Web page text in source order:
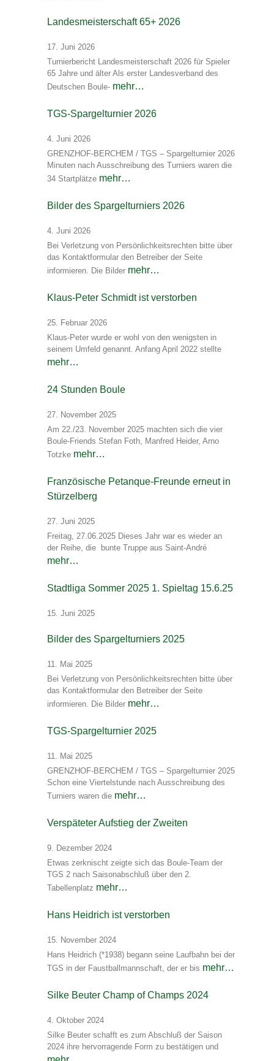
Landesmeisterschaft 65+ 2026
17. Juni 2026
Turnierbericht Landesmeisterschaft 2026 für Spieler
65 Jahre und älter Als erster Landesverband des
Deutschen Boule- mehr…
TGS-Spargelturnier 2026
4. Juni 2026
GRENZHOF-BERCHEM / TGS – Spargelturnier 2026
Minuten nach Ausschreibung des Turniers waren die
34 Startplätze mehr…
Bilder des Spargelturniers 2026
4. Juni 2026
Bei Verletzung von Persönlichkeitsrechten bitte über
das Kontaktformular den Betreiber der Seite
informieren. Die Bilder mehr…
Klaus-Peter Schmidt ist verstorben
25. Februar 2026
Klaus-Peter wurde er wohl von den wenigsten in
seinem Umfeld genannt. Anfang April 2022 stellte
mehr…
24 Stunden Boule
27. November 2025
Am 22./23. November 2025 machten sich die vier
Boule-Friends Stefan Foth, Manfred Heider, Arno
Totzke mehr…
Französische Petanque-Freunde erneut in
Stürzelberg
27. Juni 2025
Freitag, 27.06.2025 Dieses Jahr war es wieder an
der Reihe, die bunte Truppe aus Saint-André
mehr…
Stadtliga Sommer 2025 1. Spieltag 15.6.25
15. Juni 2025
Bilder des Spargelturniers 2025
11. Mai 2025
Bei Verletzung von Persönlichkeitsrechten bitte über
das Kontaktformular den Betreiber der Seite
informieren. Die Bilder mehr…
TGS-Spargelturnier 2025
11. Mai 2025
GRENZHOF-BERCHEM / TGS – Spargelturnier 2025
Schon eine Viertelstunde nach Ausschreibung des
Turniers waren die mehr…
Verspäteter Aufstieg der Zweiten
9. Dezember 2024
Etwas zerknischt zeigte sich das Boule-Team der
TGS 2 nach Saisonabschluß über den 2.
Tabellenplatz mehr…
Hans Heidrich ist verstorben
15. November 2024
Hans Heidrich (*1938) begann seine Laufbahn bei der
TGS in der Faustballmannschaft, der er bis mehr…
Silke Beuter Champ of Champs 2024
4. Oktober 2024
Silke Beuter schafft es zum Abschluß der Saison
2024 ihre hervorragende Form zu bestätigen und